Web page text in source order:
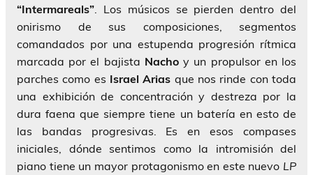
“Intermareals”. Los músicos se pierden dentro del
onirismo de sus composiciones, segmentos
comandados por una estupenda progresión rítmica
marcada por el bajista Nachoy un propulsor en los
parches como es Israel Arias que nos rinde con toda
una exhibición de concentración y destreza por la
dura faena que siempre tiene un batería en esto de
las bandas progresivas. Es en esos compases
iniciales, dónde sentimos como la intromisión del
piano tiene un mayor protagonismo en este nuevo LP